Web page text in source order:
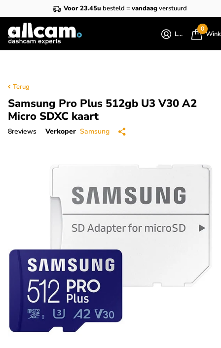
Voor 23.45u besteld = vandaagverstuurd
Login
0
Terug
Samsung Pro Plus 512gb U3 V30 A2
Micro SDXC kaart
8reviews Verkoper Samsung